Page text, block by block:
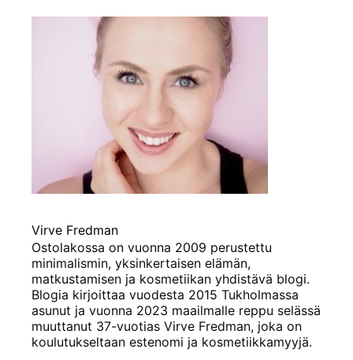
Virve Fredman
Ostolakossa on vuonna 2009 perustettu
minimalismin, yksinkertaisen elämän,
matkustamisen ja kosmetiikan yhdistävä blogi.
Blogia kirjoittaa vuodesta 2015 Tukholmassa
asunut ja vuonna 2023 maailmalle reppu selässä
muuttanut 37-vuotias Virve Fredman, joka on
koulutukseltaan estenomi ja kosmetiikkamyyjä.